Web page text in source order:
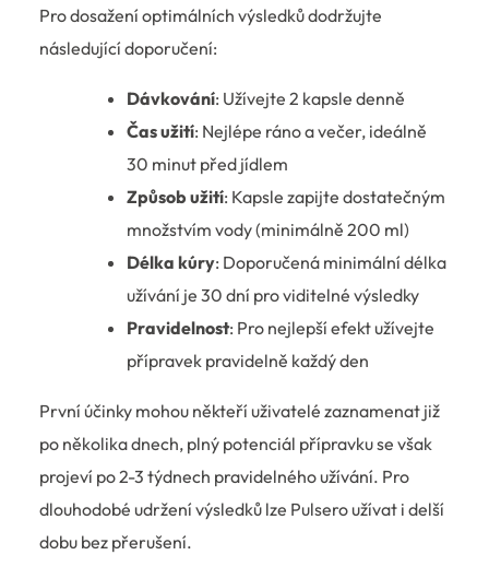
Pro dosažení optimálních výsledků dodržujte
následující doporučení:
Dávkování: Užívejte 2 kapsle denně
Čas užití: Nejlépe ráno a večer, ideálně
30 minut před jídlem
Způsob užití: Kapsle zapijte dostatečným
množstvím vody (minimálně 200 ml)
Délka kúry: Doporučená minimální délka
užívání je 30 dní pro viditelné výsledky
Pravidelnost: Pro nejlepší efekt užívejte
přípravek pravidelně každý den
První účinky mohou někteří uživatelé zaznamenat již
po několika dnech, plný potenciál přípravku se však
projeví po 2-3 týdnech pravidelného užívání. Pro
dlouhodobé udržení výsledků lze Pulsero užívat i delší
dobu bez přerušení.